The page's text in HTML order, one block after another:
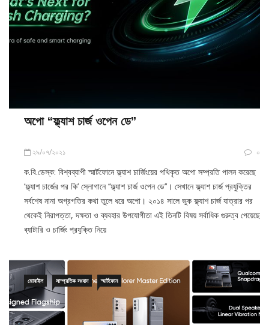
অপো ‘‘ফ্ল্যাশ চার্জ ওপেন ডে’’
২৯/০৭/২০২১ ০
ক.বি.ডেস্ক: বিশ্বব্যাপী স্মার্টফোনে ফ্ল্যাশ চার্জিংয়ের পথিকৃত অপো সম্প্রতি পালন করেছে
‘ফ্ল্যাশ চার্জের পর কি’ স্লোগানে ‘‘ফ্ল্যাশ চার্জ ওপেন ডে’’। সেখানে ফ্ল্যাশ চার্জ প্রযুক্তির
সর্বশেষ নানা অগ্রগতির কথা তুলে ধরে অপো। ২০১৪ সালে ভুক ফ্ল্যাশ চার্জ যাত্রার পর
থেকেই নিরাপত্তা, দক্ষতা ও ব্যবহার উপযোগীতা এই তিনটি বিষয় সর্বাধিক গুরুত্ব পেয়েছে
ব্যাটারি ও চার্জিং প্রযুক্তি নিয়ে
মোবাইল সাম্প্রতিক সংবাদ স্মার্টফোন